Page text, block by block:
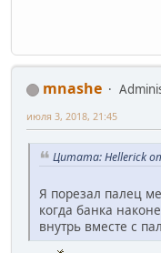
mnashe
июля 3, 2018, 21:45
Цитата: Hellerick
Я порезал палец
когда банка
внутрь вместе с